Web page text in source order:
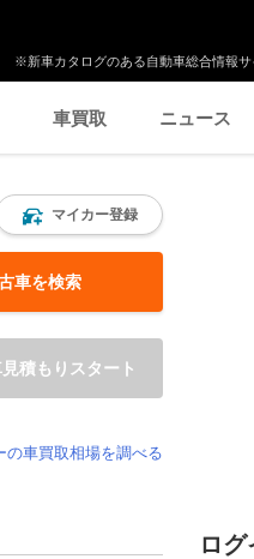
※新車カタログのある自動車総合情報サ
車買取 ニュース
マイカー登録
車を検索
積もりスタート
の車買取相場を調べる
ログ